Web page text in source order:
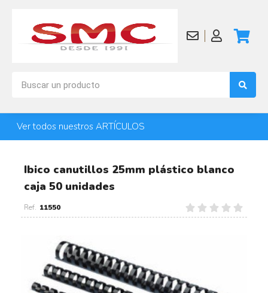
Ver todos nuestros ARTÍCULOS
Ibico canutillos 25mm plástico blanco
caja 50 unidades
11550